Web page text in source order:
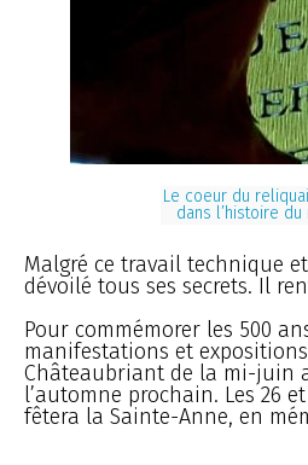
Le coeur du
dans l’histoire
Malgré ce travail technique
dévoilé tous ses secrets. Il
Pour commémorer les 500
manifestations et
Châteaubriant de la mi-juin
l’automne prochain. Les 26
fêtera la Sainte-Anne, en